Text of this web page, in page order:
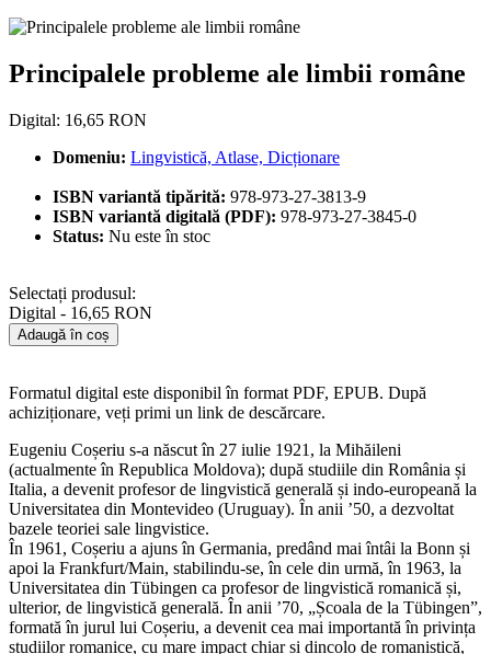
Principalele probleme ale
Principalele probleme ale limbii române
Digital: 16,65 RON
Domeniu: Lingvistică, Atlase, Dicționare
ISBN variantă tipărită: 978-973-27-3813-9
ISBN variantă digitală (PDF): 978-973-27-3845-0
Status: Nu este în stoc
Selectați produsul:
Digital - 16,65 RON
Adaugă în coș
Formatul digital este disponibil în format PDF, EPUB. După
achiziționare, veți primi un link de descărcare.
Eugeniu Coșeriu s-a născut în 27 iulie 1921, la Mihăileni
(actualmente în Republica Moldova); după studiile din România și
Italia, a devenit profesor de lingvistică generală și indo-europeană la
Universitatea din Montevideo (Uruguay). În anii ’50, a dezvoltat
bazele teoriei sale lingvistice.
În 1961, Coșeriu a ajuns în Germania, predând mai întâi la Bonn și
apoi la Frankfurt/Main, stabilindu-se, în cele din urmă, în 1963, la
Universitatea din Tübingen ca profesor de lingvistică romanică și,
ulterior, de lingvistică generală. În anii ’70, „Școala de la Tübingen”,
formată în jurul lui Coșeriu, a devenit cea mai importantă în privința
studiilor romanice, cu mare impact chiar și dincolo de romanistică,